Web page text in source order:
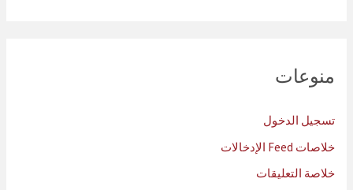
منوعات
تسجيل الدخول
خلاصات Feed الإدخالات
خلاصة التعليقات